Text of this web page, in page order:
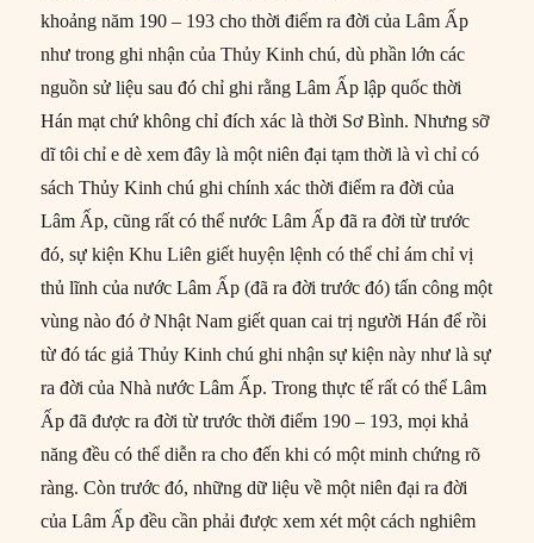
khoảng năm 190 – 193 cho thời điểm ra đời của Lâm Ấp
như trong ghi nhận của Thủy Kinh chú, dù phần lớn các
nguồn sử liệu sau đó chỉ ghi rằng Lâm Ấp lập quốc thời
Hán mạt chứ không chỉ đích xác là thời Sơ Bình. Nhưng sỡ
dĩ tôi chỉ e dè xem đây là một niên đại tạm thời là vì chỉ có
sách Thủy Kinh chú ghi chính xác thời điểm ra đời của
Lâm Ấp, cũng rất có thể nước Lâm Ấp đã ra đời từ trước
đó, sự kiện Khu Liên giết huyện lệnh có thể chỉ ám chỉ vị
thủ lĩnh của nước Lâm Ấp (đã ra đời trước đó) tấn công một
vùng nào đó ở Nhật Nam giết quan cai trị người Hán để rồi
từ đó tác giả Thủy Kinh chú ghi nhận sự kiện này như là sự
ra đời của Nhà nước Lâm Ấp. Trong thực tế rất có thể Lâm
Ấp đã được ra đời từ trước thời điểm 190 – 193, mọi khả
năng đều có thể diễn ra cho đến khi có một minh chứng rõ
ràng. Còn trước đó, những dữ liệu về một niên đại ra đời
của Lâm Ấp đều cần phải được xem xét một cách nghiêm